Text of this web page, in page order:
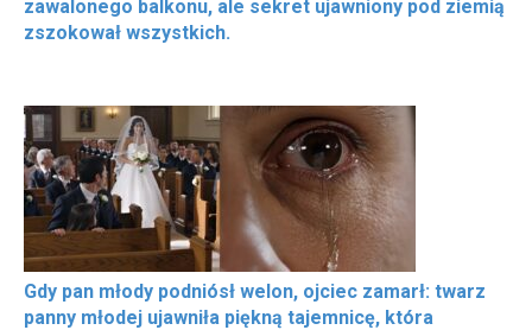
zawalonego balkonu, ale sekret ujawniony pod ziemią
zszokował wszystkich.
Gdy pan młody podniósł welon, ojciec zamarł: twarz
panny młodej ujawniła piękną tajemnicę, która